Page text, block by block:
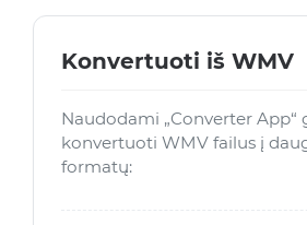
Konvertuoti iš WMV
Naudodami „Converter App“
konvertuoti WMV failus į
formatų: